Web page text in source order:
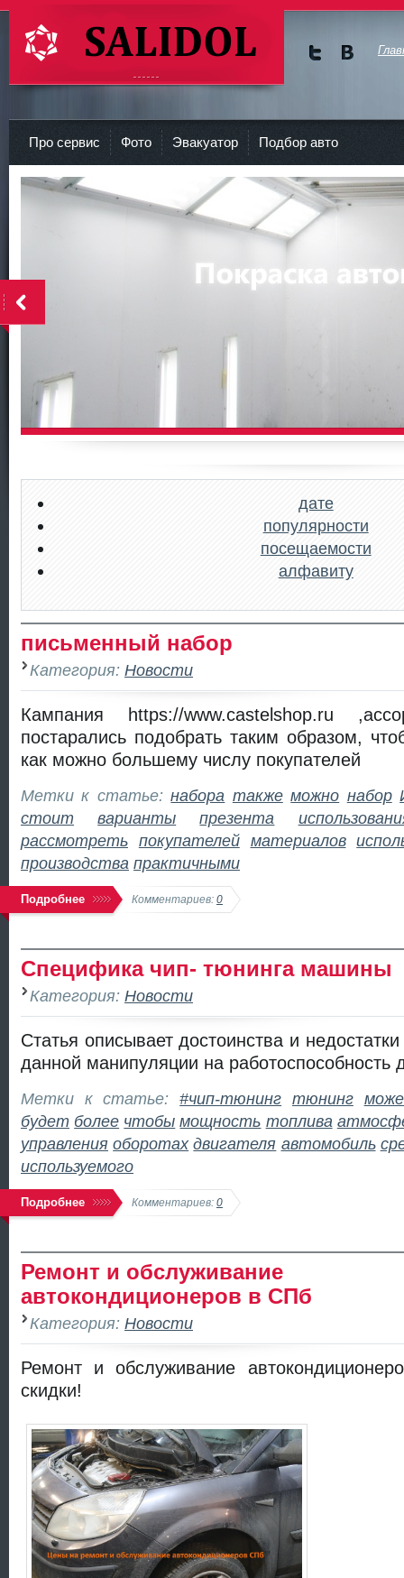
СТО Салидол | salidol в СПб и ЛО
Про сервис Фото Эвакуатор Подбор авто
дате
популярности
посещаемости
алфавиту
письменный набор
Категория: Новости
Кампания https://www.castelshop.ru
постарались подобрать таким образом,
как можно большему числу покупателей
Метки к статье:набора также можно набор
стоит
варианты презента
рассмотреть покупателей материалов
производства практичными
Подробнее Комментариев: 0
Специфика чип- тюнинга машины
Категория: Новости
Статья описывает достоинства и
данной манипуляции на работоспособность
Метки к статье:#чип-тюнинг тюнинг
будет более чтобы мощность топлива
управления оборотах двигателя автомобиль
используемого
Подробнее Комментариев: 0
Ремонт и обслуживание
автокондиционеров в СПб
Категория: Новости
Ремонт и обслуживание
скидки!